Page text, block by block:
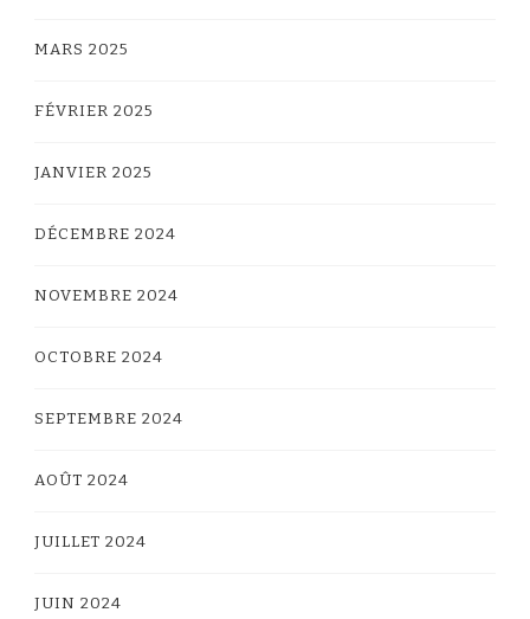
MARS 2025
FÉVRIER 2025
JANVIER 2025
DÉCEMBRE 2024
NOVEMBRE 2024
OCTOBRE 2024
SEPTEMBRE 2024
AOÛT 2024
JUILLET 2024
JUIN 2024